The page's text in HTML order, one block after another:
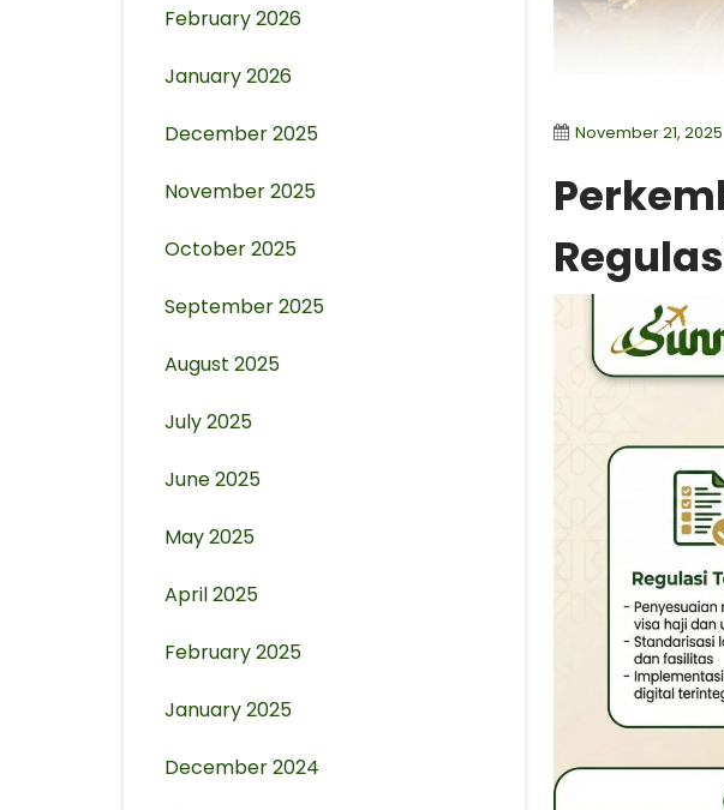
November 21, 2025
February 2026
January 2026
December 2025
November 2025
October 2025
September 2025
August 2025
July 2025
June 2025
May 2025
April 2025
February 2025
January 2025
December 2024